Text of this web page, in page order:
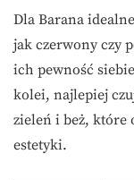
Dla Barana
jak czerwony czy
ich pewność
kolei, najlepiej
zieleń i beż, które
estetyki.